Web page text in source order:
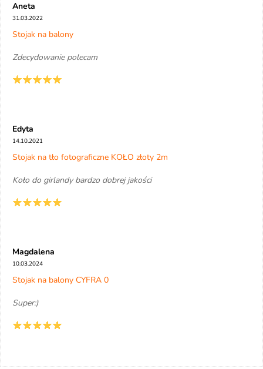
Aneta
31.03.2022
Stojak na balony
Zdecydowanie polecam
Edyta
14.10.2021
Stojak na tło fotograficzne KOŁO złoty 2m
Koło do girlandy bardzo dobrej jakości
Magdalena
10.03.2024
Stojak na balony CYFRA 0
Super:)